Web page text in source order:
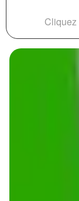
Cliquez